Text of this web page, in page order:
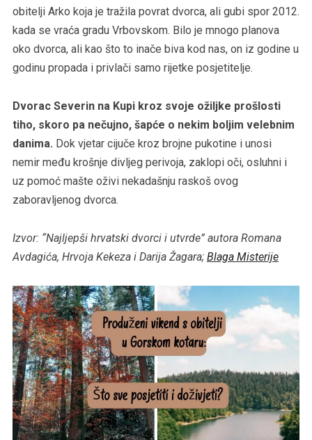
obitelji Arko koja je tražila povrat dvorca, ali gubi spor 2012.
kada se vraća gradu Vrbovskom. Bilo je mnogo planova
oko dvorca, ali kao što to inače biva kod nas, on iz godine u
godinu propada i privlači samo rijetke posjetitelje.
Dvorac Severin na Kupi kroz svoje ožiljke prošlosti
tiho, skoro pa nečujno, šapće o nekim boljim velebnim
danima. Dok vjetar cijuče kroz brojne pukotine i unosi
nemir među krošnje divljeg perivoja, zaklopi oči, osluhni i
uz pomoć mašte oživi nekadašnju raskoš ovog
zaboravljenog dvorca.
Izvor: “Najljepši hrvatski dvorci i utvrde” autora Romana
Avdagića, Hrvoja Kekeza i Darija Žagara; Blaga Misterije